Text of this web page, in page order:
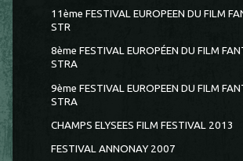
11ème FESTIVAL EUROPEEN DU FILM
STR
8ème FESTIVAL EUROPÉEN DU FILM
STRA
9ème FESTIVAL EUROPEEN DU FILM
STRA
CHAMPS ELYSEES FILM FESTIVAL 2013
FESTIVAL ANNONAY 2007